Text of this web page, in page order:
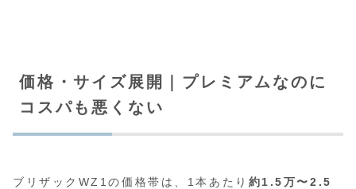
価格・サイズ展開｜プレミアムなのに
コスパも悪くない
ブリザックWZ1の価格帯は、1本あたり 約1.5万〜2.5